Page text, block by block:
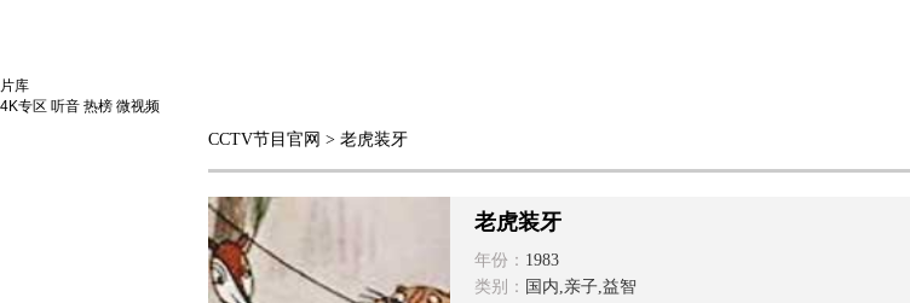
片库
4K专区 听音 热榜 微视频
CCTV节目官网 > 老虎装牙
老虎装牙
年份： 1983
类别： 国内,亲子,益智